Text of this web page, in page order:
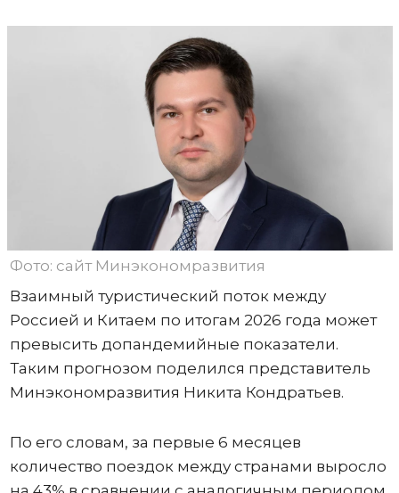
Фото: сайт Минэкономразвития
Взаимный туристический поток между
Россией и Китаем по итогам 2026 года может
превысить допандемийные показатели.
Таким прогнозом поделился представитель
Минэкономразвития Никита Кондратьев.
По его словам, за первые 6 месяцев
количество поездок между странами выросло